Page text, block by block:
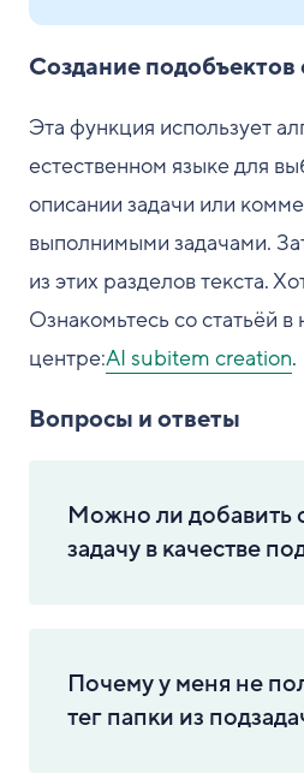
Создание
Эта функция использует
естественном языке для
описании задачи или
выполнимыми задачами.
из этих разделов текста.
Ознакомьтесь со статьёй
центре:AI subitem creation.
Вопросы и ответы
Можно ли добавить
задачу в качестве
Почему у меня не
тег папки из